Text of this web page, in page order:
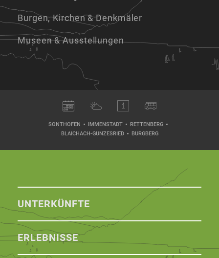
Burgen, Kirchen & Denkmäler
Museen & Ausstellungen
SONTHOFEN IMMENSTADT
RETTENBERG
BLAICHACH-GUNZESRIED
BURGBERG
UNTERKÜNFTE
ERLEBNISSE